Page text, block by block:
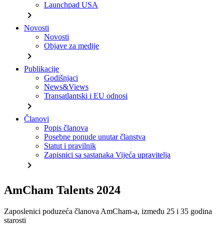
Launchpad USA
chevron_right
Novosti
Novosti
Objave za medije
chevron_right
Publikacije
Godišnjaci
News&Views
Transatlantski i EU odnosi
chevron_right
Članovi
Popis članova
Posebne ponude unutar članstva
Statut i pravilnik
Zapisnici sa sastanaka Vijeća upravitelja
chevron_right
AmCham Talents 2024
Zaposlenici poduzeća članova AmCham-a, između 25 i 35 godina
starosti